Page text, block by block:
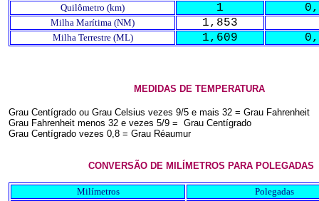
Quilômetro (km)
1
Milha Marítima (NM) 1,853
Milha Terrestre (ML) 1,609
MEDIDAS DE TEMPERATURA
Grau Centígrado ou Grau Celsius vezes 9/5 e mais 32 = Grau Fahrenheit
Grau Fahrenheit menos 32 e vezes 5/9 = Grau Centígrado
Grau Centígrado vezes 0,8 = Grau Réaumur
CONVERSÃO DE MILÍMETROS PARA POLEGADAS
Milímetros Polegadas